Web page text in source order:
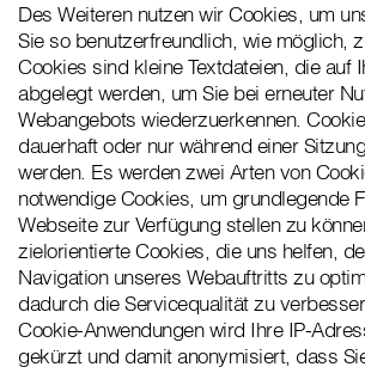
Des Weiteren nutzen wir Cookies, um
Sie so benutzerfreundlich, wie möglich,
Cookies sind kleine Textdateien, die auf
abgelegt werden, um Sie bei erneuter
Webangebots wiederzuerkennen.
dauerhaft oder nur während einer
werden. Es werden zwei Arten von
notwendige Cookies, um grundlegende
Webseite zur Verfügung stellen zu
zielorientierte Cookies, die uns helfen,
Navigation unseres Webauftritts zu
dadurch die Servicequalität zu
Cookie-Anwendungen wird Ihre IP-
gekürzt und damit anonymisiert, dass